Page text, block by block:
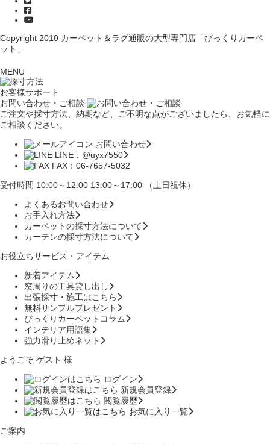
Copyright 2010 カーペット＆ラグ通販の大型専門店「びっくりカーペ
ット」
MENU
お客様サポート
お問い合わせ・ご相談
ご注文や採寸方法、納期など、ご不明な点がございましたら、お気軽に
ご相談ください。
お問い合わせ
LINE：@uyx7550
FAX：06-7657-5032
受付時間 10:00～12:00 13:00～17:00 （土日祝休）
よくあるお問い合わせ
お手入れ方法
カーペットの採寸方法について
カーテンの採寸方法について
お役立ちサービス・アイテム
新着アイテム
窓周りの工具貸し出し
出張採寸・施工はこちら
無料サンプルプレゼント
びっくりカーペットコラム
インテリア用語集
強力滑り止めネット
ようこそ ゲスト 様
ログイン
新規会員登録
閲覧履歴
お気に入り一覧
ご案内